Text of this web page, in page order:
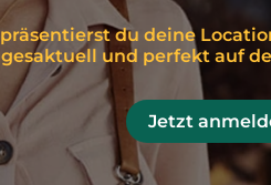
du deine
und perfekt auf
Jetzt